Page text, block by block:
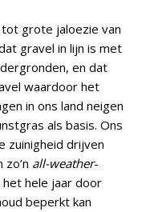
grote jaloezie van
gravel in lijn is met
en dat
waardoor het
in ons land neigen
als basis. Ons
zuinigheid drijven
all-weather-
het hele jaar door
beperkt kan